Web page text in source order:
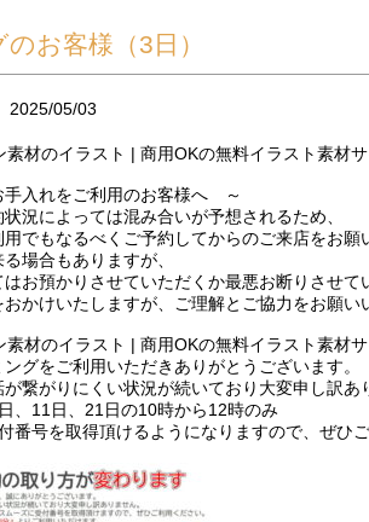
お客様（3日）
2025/05/03
入れをご利用のお客様へ ～
況によっては混み合いが予想されるため、
でもなるべくご予約してからのご来店をお願
場合もありますが、
お預かりさせていただくか最悪お断りさせて
かけいたしますが、ご理解とご協力をお願い
グをご利用いただきありがとうございます。
繋がりにくい状況が続いており大変申し訳あ
、11日、21日の10時から12時のみ
番号を取得頂けるようになりますので、ぜひご